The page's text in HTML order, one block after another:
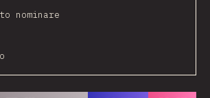
nominare